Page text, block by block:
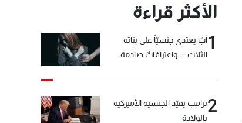
الأكثر قراءة
1أبٌ يعتدي جنسيّاً على بناته
الثلاث… واعترافاتٌ صادمة
2ترامب يقيّد الجنسية الأميركية
بالولادة